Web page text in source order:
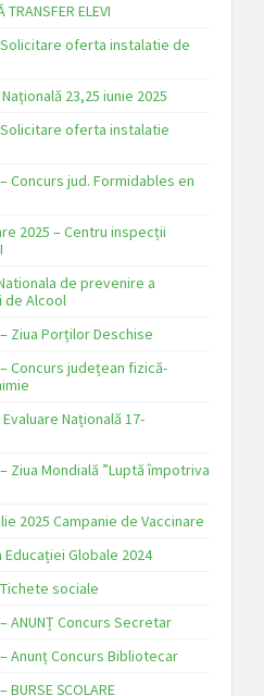
TRANSFER ELEVI
Solicitare oferta instalatie de
23,25 iunie 2025
Solicitare oferta instalatie
Concurs jud. Formidables en
2025 – Centru inspecții
de prevenire a
de Alcool
Ziua Porților Deschise
Concurs județean fizică-
Națională 17-
Ziua Mondială ”Luptă împotriva
2025 Campanie de Vaccinare
Educației Globale 2024
sociale
ANUNȚ Concurs Secretar
Anunț Concurs Bibliotecar
BURSE ȘCOLARE